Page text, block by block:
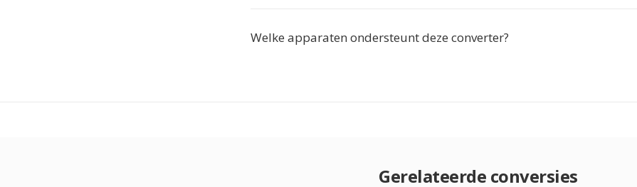
Welke apparaten ondersteunt deze converter?
Gerelateerde conversies